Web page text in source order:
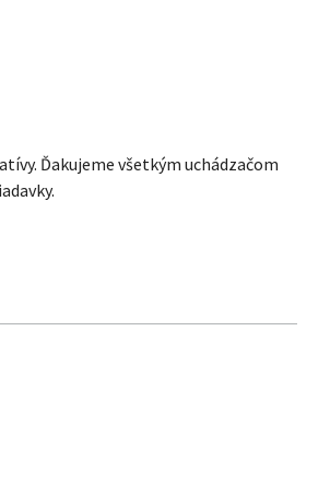
Ďakujeme všetkým uchádzačom